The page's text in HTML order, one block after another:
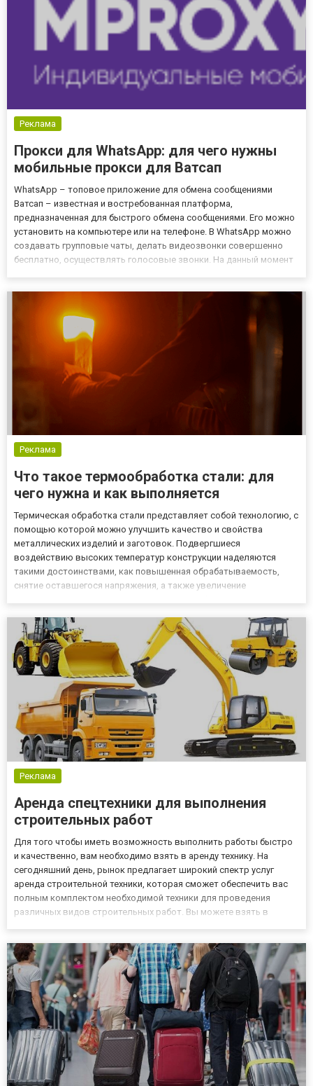
Реклама
Прокси для WhatsApp: для чего нужны
мобильные прокси для Ватсап
WhatsApp – топовое приложение для обмена сообщениями
Ватсап – известная и востребованная платформа,
предназначенная для быстрого обмена сообщениями. Его можно
установить на компьютере или на телефоне. В WhatsApp можно
создавать групповые чаты, делать видеозвонки совершенно
бесплатно, осуществлять голосовые звонки. На данный момент
Реклама
Что такое термообработка стали: для
чего нужна и как выполняется
Термическая обработка стали представляет собой технологию, с
помощью которой можно улучшить качество и свойства
металлических изделий и заготовок. Подвергшиеся
воздействию высоких температур конструкции наделяются
такими достоинствами, как повышенная обрабатываемость,
снятие оставшегося напряжения, а также увеличение
действия: нагрев, выдержка и...
Реклама
Аренда спецтехники для выполнения
строительных работ
Для того чтобы иметь возможность выполнить работы быстро
и качественно, вам необходимо взять в аренду технику. На
сегодняшний день, рынок предлагает широкий спектр услуг
аренда строительной техники, которая сможет обеспечить вас
полным комплектом необходимой техники для проведения
различных видов строительных работ. Вы можете взять в
кото...